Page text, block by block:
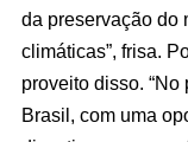
da preservação do
climáticas”, frisa.
proveito disso.
Brasil, com uma